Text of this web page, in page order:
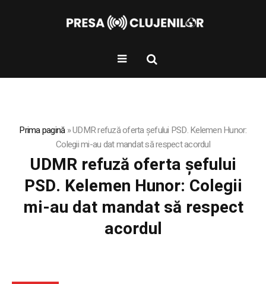
Prima pagină»UDMR refuză oferta șefului PSD. Kelemen Hunor:
Colegii mi-au dat mandat să respect acordul
UDMR refuză oferta șefului
PSD. Kelemen Hunor: Colegii
mi-au dat mandat să respect
acordul